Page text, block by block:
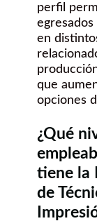
perfil
en
que
opciones
¿Qué
tiene la
de